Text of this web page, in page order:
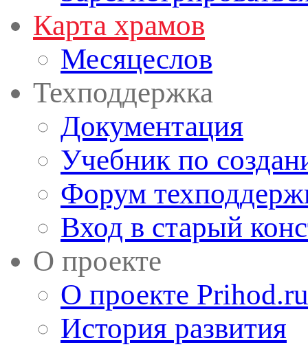
Карта храмов
Месяцеслов
Техподдержка
Документация
Учебник по
Форум
Вход в старый
О проекте
О проекте Prihod.ru
История развития